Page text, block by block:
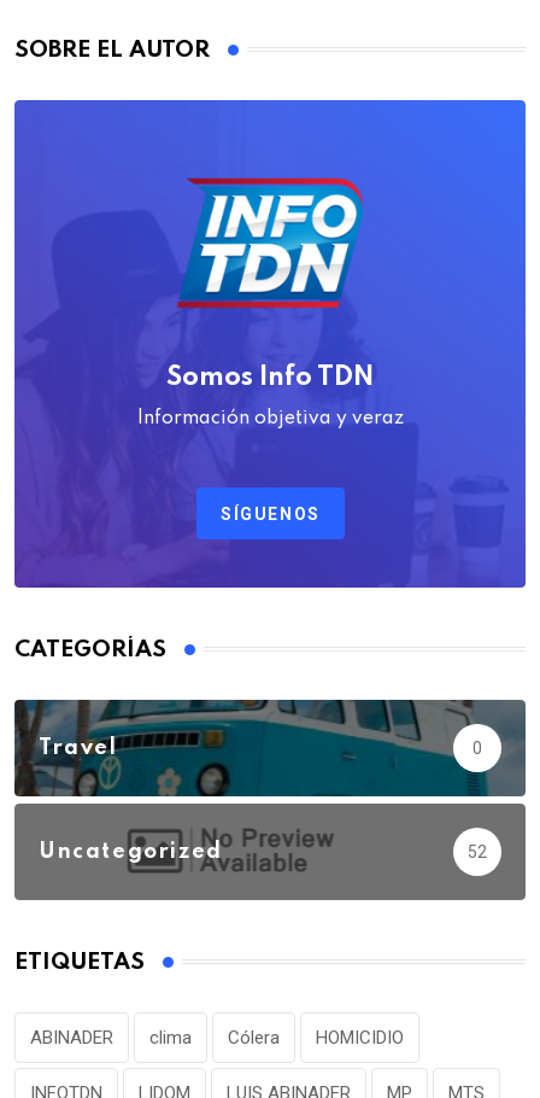
SOBRE EL AUTOR
Somos Info TDN
Información objetiva y veraz
SÍGUENOS
CATEGORÍAS
Travel 0
Uncategorized 52
ETIQUETAS
ABINADER clima Cólera HOMICIDIO
INFOTDN LIDOM LUIS ABINADER MP MTS